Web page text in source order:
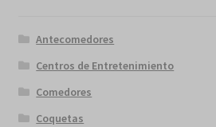
Antecomedores
Centros de Entretenimiento
Comedores
Coquetas